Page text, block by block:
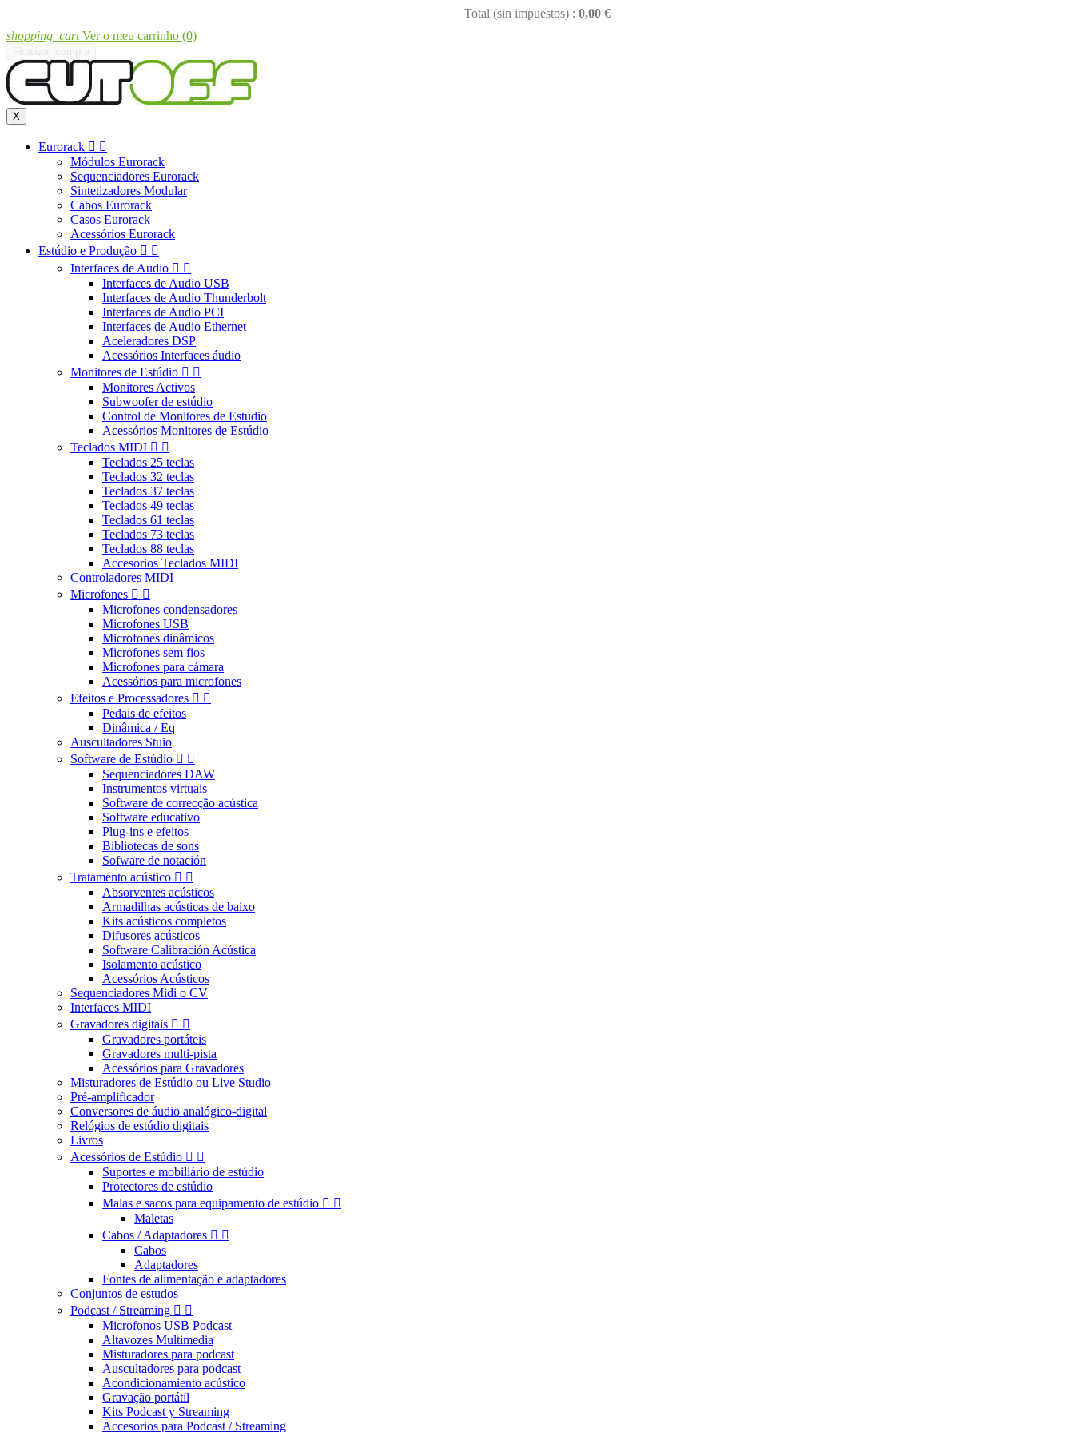
Total (sin impuestos) : 0,00 €
shopping_cart Ver o meu carrinho (0)
X
Eurorack  
Módulos Eurorack
Sequenciadores Eurorack
Sintetizadores Modular
Cabos Eurorack
Casos Eurorack
Acessórios Eurorack
Estúdio e Produção  
Interfaces de Audio  
Interfaces de Audio USB
Interfaces de Audio Thunderbolt
Interfaces de Audio PCI
Interfaces de Audio Ethernet
Aceleradores DSP
Acessórios Interfaces áudio
Monitores de Estúdio  
Monitores Activos
Subwoofer de estúdio
Control de Monitores de Estudio
Acessórios Monitores de Estúdio
Teclados MIDI  
Teclados 25 teclas
Teclados 32 teclas
Teclados 37 teclas
Teclados 49 teclas
Teclados 61 teclas
Teclados 73 teclas
Teclados 88 teclas
Accesorios Teclados MIDI
Controladores MIDI
Microfones  
Microfones condensadores
Microfones USB
Microfones dinâmicos
Microfones sem fios
Microfones para cámara
Acessórios para microfones
Efeitos e Processadores  
Pedais de efeitos
Dinâmica / Eq
Auscultadores Stuio
Software de Estúdio  
Sequenciadores DAW
Instrumentos virtuais
Software de correcção acústica
Software educativo
Plug-ins e efeitos
Bibliotecas de sons
Sofware de notación
Tratamento acústico  
Absorventes acústicos
Armadilhas acústicas de baixo
Kits acústicos completos
Difusores acústicos
Software Calibración Acústica
Isolamento acústico
Acessórios Acústicos
Sequenciadores Midi o CV
Interfaces MIDI
Gravadores digitais  
Gravadores portáteis
Gravadores multi-pista
Acessórios para Gravadores
Misturadores de Estúdio ou Live Studio
Pré-amplificador
Conversores de áudio analógico-digital
Relógios de estúdio digitais
Livros
Acessórios de Estúdio  
Suportes e mobiliário de estúdio
Protectores de estúdio
Malas e sacos para equipamento de estúdio  
Maletas
Cabos / Adaptadores  
Cabos
Adaptadores
Fontes de alimentação e adaptadores
Conjuntos de estudos
Podcast / Streaming  
Microfonos USB Podcast
Altavozes Multimedia
Misturadores para podcast
Auscultadores para podcast
Acondicionamiento acústico
Gravação portátil
Kits Podcast y Streaming
Accesorios para Podcast / Streaming